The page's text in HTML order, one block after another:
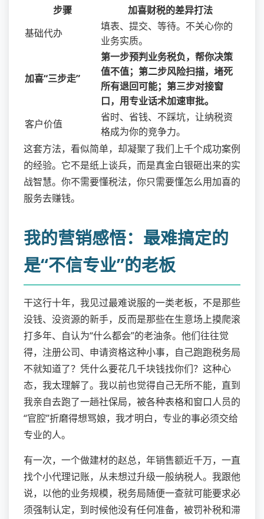
步骤
加喜财税的差异打法
基础代办
填表、提交、等待。不关心你的
业务实质。
加喜“三步走”
第一步预判业务税负，帮你决策
值不值；第二步风险扫描，堵死
所有退回可能；第三步对接窗
口，用专业话术加速审批。
客户价值
省时、省钱、不踩坑，让纳税资
格成为你的竞争力。
这套方法，看似简单，却凝聚了我们上千个成功案例
的经验。它不是纸上谈兵，而是真金白银砸出来的实
战智慧。你不需要懂税法，你只需要懂怎么用加喜的
服务去赚钱。
我的营销感悟：最难搞定的
是“不信专业”的老板
干这行十年，我见过最难说服的一类老板，不是那些
没钱、没资源的新手，反而是那些在生意场上摸爬滚
打多年、自认为“什么都会”的老油条。他们往往觉
得，注册公司、申请资格这种小事，自己跑跑税务局
不就知道了？凭什么要花几千块钱找你们？这种心
态，我太理解了。我以前也觉得自己无所不能，直到
我亲自去跑了一趟社保局，被各种表格和窗口人员的
“官腔”折磨得想骂娘，我才明白，专业的事必须交给
专业的人。
有一次，一个做建材的赵总，年销售额近千万，一直
找个小代理记账，从未想过升级一般纳税人。我跟他
说，以他的业务规模，税务局随便一查就可能要求必
须强制认定，到时候他没有任何准备，被罚补税和滞